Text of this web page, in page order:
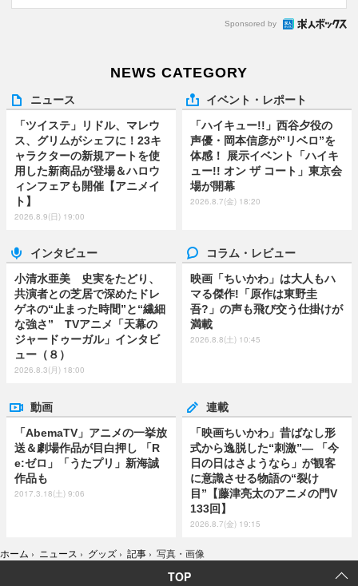
Sponsored by
NEWS CATEGORY
ニュース
「ツイステ」リドル、マレウ
ス、グリムがシェフに！23キ
ャラクターの新規アートを使
用した新商品が登場＆ハロウ
ィンフェアも開催【アニメイ
ト】
2026.8.9(日) 19:00
イベント・レポート
「ハイキュー!!」西谷夕役の
声優・岡本信彦が”リベロ”を
体感！ 展示イベント「ハイキ
ュー!! オン ザ コート」東京会
場が開幕
2026.8.7(金) 18:20
インタビュー
小清水亜美 史実をたどり、
共演者との芝居で深めたドレ
ゲネの“止まった時間”と“繊細
な強さ” TVアニメ「天幕の
ジャードゥーガル」インタビ
ュー（８）
2026.8.3(月) 18:00
コラム・レビュー
映画「ちいかわ」は大人もハ
マる傑作!「原作は東野圭
吾?」の声も飛び交う仕掛けが
満載
2026.8.8(土) 10:45
動画
「AbemaTV」アニメの一挙放
送＆劇場作品が目白押し 「R
e:ゼロ」「うたプリ」新海誠
作品も
2017.3.18(土) 9:06
連載
「映画ちいかわ」昔ばなし形
式から逸脱した“刺激”― 「今
日の日はさようなら」が観客
に意識させる物語の“裂け
目”【藤津亮太のアニメの門V
133回】
2026.8.7(金) 19:15
ホーム › ニュース › グッズ › 記事 › 写真・画像
TOP